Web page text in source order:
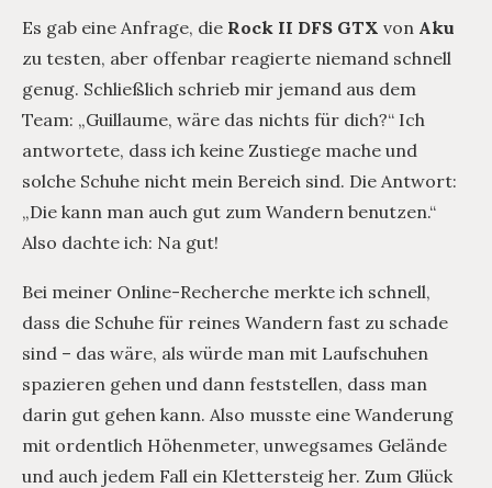
Es gab eine Anfrage, die Rock II DFS GTX von Aku
zu testen, aber offenbar reagierte niemand schnell
genug. Schließlich schrieb mir jemand aus dem
Team: „Guillaume, wäre das nichts für dich?“ Ich
antwortete, dass ich keine Zustiege mache und
solche Schuhe nicht mein Bereich sind. Die Antwort:
„Die kann man auch gut zum Wandern benutzen.“
Also dachte ich: Na gut!
Bei meiner Online-Recherche merkte ich schnell,
dass die Schuhe für reines Wandern fast zu schade
sind – das wäre, als würde man mit Laufschuhen
spazieren gehen und dann feststellen, dass man
darin gut gehen kann. Also musste eine Wanderung
mit ordentlich Höhenmeter, unwegsames Gelände
und auch jedem Fall ein Klettersteig her. Zum Glück